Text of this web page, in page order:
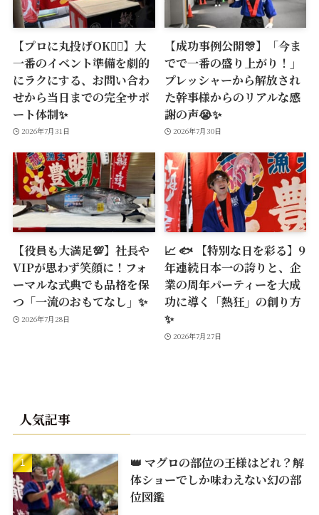
【プロに丸投げOK🙆‍♂️】大
一番のイベント準備を劇的
にラクにする、お問い合わ
せから当日までの完全サポ
ート体制✨
2026年7月31日
【成功事例公開🎊】「今ま
でで一番の盛り上がり！」
プレッシャーから解放され
た幹事様からのリアルな感
謝の声😭✨
2026年7月30日
【役員も大満足💯】社長や
VIPが思わず笑顔に！フォ
ーマルな式典でも品格を保
つ「一流のおもてなし」✨
2026年7月28日
📈 🐟 【特別な日を彩る】9
年連続日本一の誇りと、企
業の周年パーティーを大成
功に導く「熱狂」の創り方
✨
2026年7月27日
人気記事
👑 マグロの部位の王様はどれ？解
体ショーでしか味わえない幻の部
位図鑑